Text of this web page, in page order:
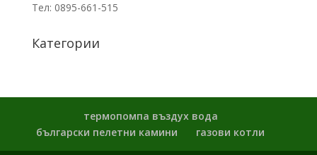
Тел: 0895-661-515
Категории
термопомпа въздух вода
български пелетни камини
газови котли